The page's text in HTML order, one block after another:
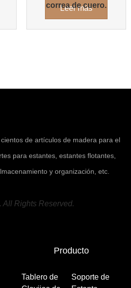
correa de cuero.
Leer más
de artículos de madera para el
para estantes, estantes flotantes,
y organización, etc.
Rights Reserved.
Producto
Tablero de
Soporte de